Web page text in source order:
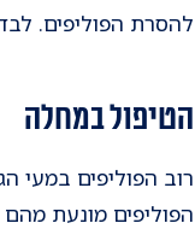
להסרת הפוליפים.
הטיפול במחלה
רוב הפוליפים במעי
הפוליפים מונעת